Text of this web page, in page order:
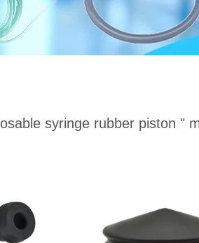
syringe rubber piston "